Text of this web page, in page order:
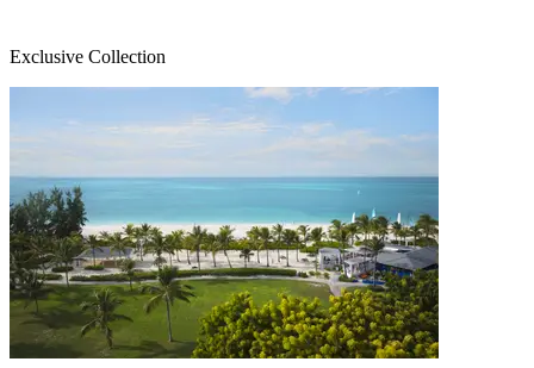
Exclusive Collection